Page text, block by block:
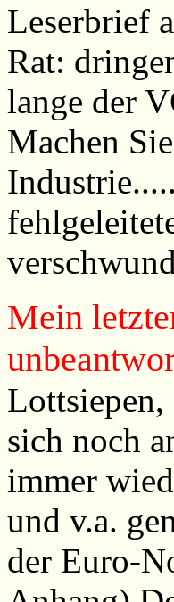
Leserbrief
Rat:
lange der
Machen
Mein
sich noch
immer
und v.a.
der Euro-